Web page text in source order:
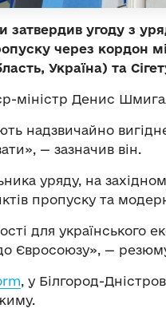
затвердив угоду з
через кордон
Україна) та
міністр Денис
надзвичайно
— зазначив він.
уряду, на
пропуску та
для українського
Євросоюзу», —
, у Білгород-